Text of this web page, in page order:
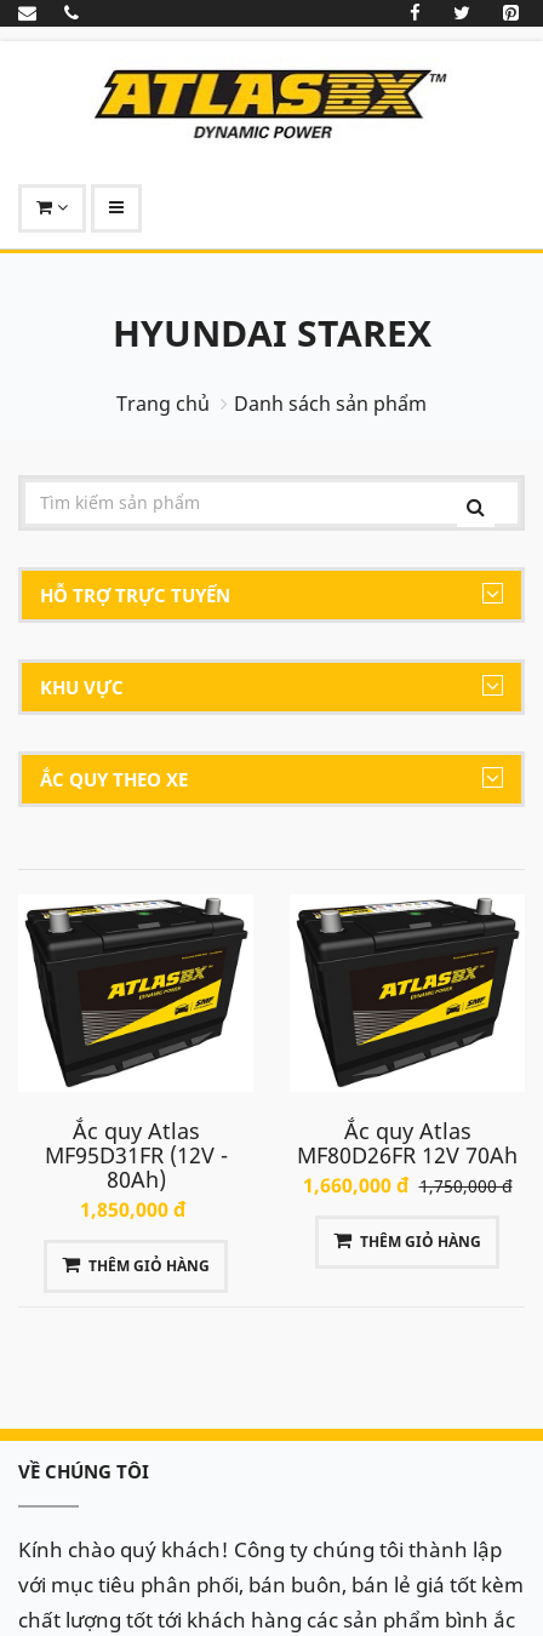
HYUNDAI STAREX
Trang chủ Danh sách sản phẩm
HỖ TRỢ TRỰC TUYẾN
KHU VỰC
ẮC QUY THEO XE
Ắc quy Atlas
MF95D31FR (12V -
80Ah)
1,850,000 đ
THÊM GIỎ HÀNG
Ắc quy Atlas
MF80D26FR 12V 70Ah
1,660,000 đ 1,750,000 đ
THÊM GIỎ HÀNG
VỀ CHÚNG TÔI
Kính chào quý khách! Công ty chúng tôi thành lập
với mục tiêu phân phối, bán buôn, bán lẻ giá tốt kèm
chất lượng tốt tới khách hàng các sản phẩm bình ắc